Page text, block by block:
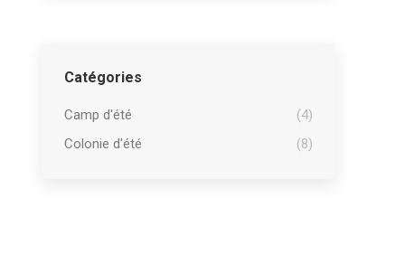
Catégories
Camp d'été
(4)
Colonie d'été
(8)